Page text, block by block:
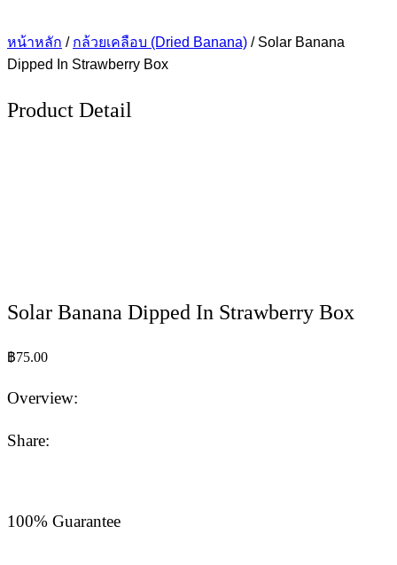
หน้าหลัก / กล้วยเคลือบ (Dried Banana) / Solar Banana
Dipped In Strawberry Box
Product Detail
Solar Banana Dipped In Strawberry Box
฿75.00
Overview:
Share:
100% Guarantee